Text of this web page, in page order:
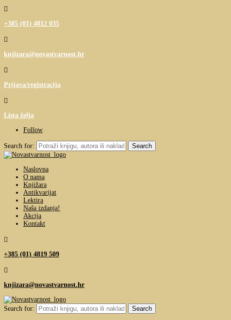

+385 (01) 4812 035

knjizara@novastvarnost.hr

Prijava/registracija

Lista želja
Follow
Search for:
Naslovna
O nama
Knjižara
Antikvarijat
Lektira
Naša izdanja!
Akcija
Kontakt

+385 (01) 4819 509

knjizara@novastvarnost.hr
Search for: